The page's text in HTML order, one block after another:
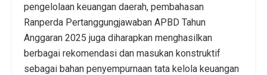
pengelolaan keuangan daerah, pembahasan
Ranperda Pertanggungjawaban APBD Tahun
Anggaran 2025 juga diharapkan menghasilkan
berbagai rekomendasi dan masukan konstruktif
sebagai bahan penyempurnaan tata kelola keuangan